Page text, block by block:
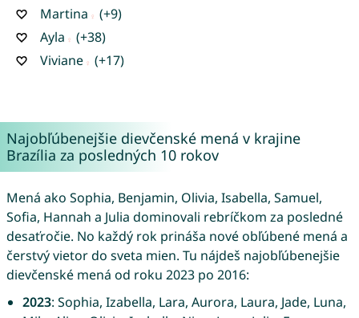
Martina
(+9)
Ayla
(+38)
Viviane
(+17)
Najobľúbenejšie dievčenské mená v krajine
Brazília za posledných 10 rokov
Mená ako Sophia, Benjamin, Olivia, Isabella, Samuel,
Sofia, Hannah a Julia dominovali rebríčkom za posledné
desaťročie. No každý rok prináša nové obľúbené mená a
čerstvý vietor do sveta mien. Tu nájdeš najobľúbenejšie
dievčenské mená od roku 2023 po 2016:
2023: Sophia, Izabella, Lara, Aurora, Laura, Jade, Luna,